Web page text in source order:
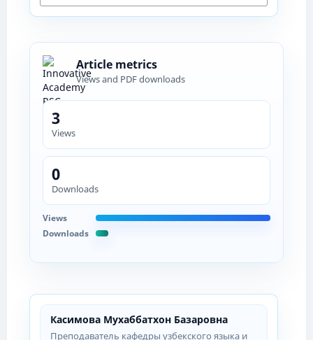
Касимова Мухаббатхон Базаровна
Преподаватель кафедры узбекского языка и
Article metrics
Views and PDF downloads
3
Views
0
Downloads
Views
Downloads